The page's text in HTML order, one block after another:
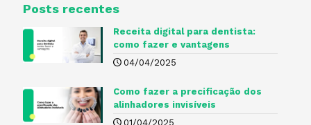
Posts recentes
Receita digital para dentista​:
como fazer e vantagens
04/04/2025
Como fazer a precificação dos
alinhadores invisíveis
01/04/2025